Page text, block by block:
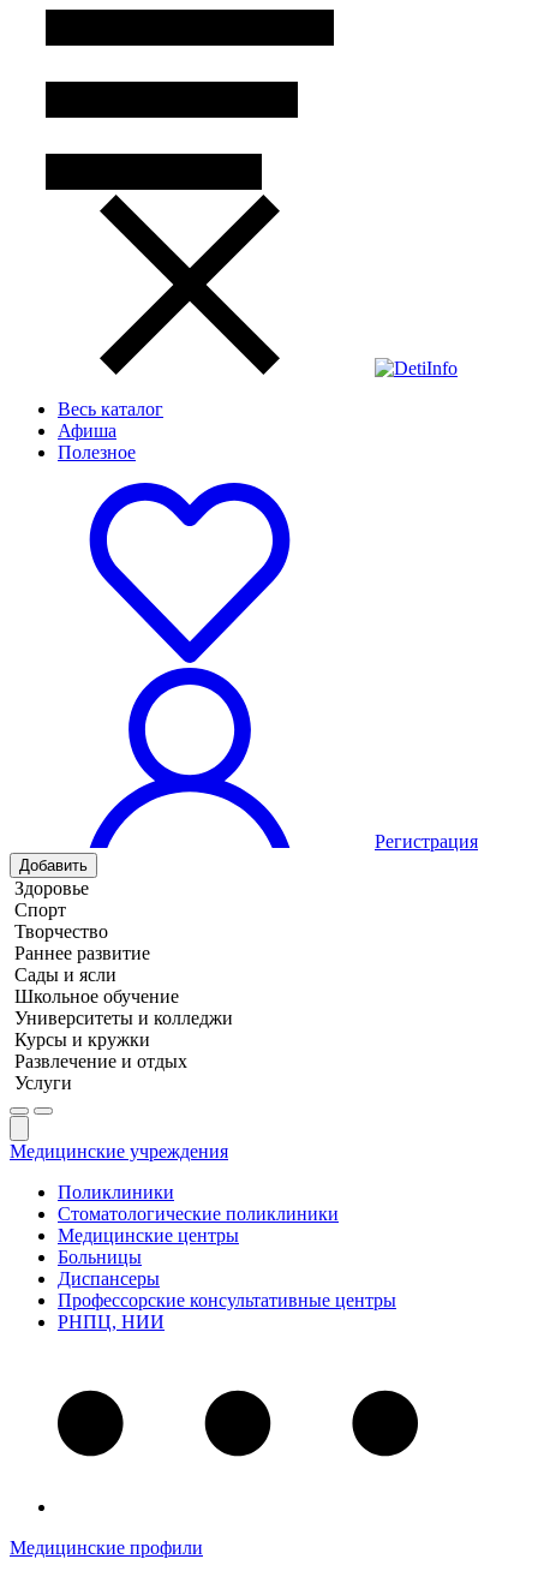
Весь каталог
Афиша
Полезное
Регистрация
Добавить
Здоровье
Спорт
Творчество
Раннее развитие
Сады и ясли
Школьное обучение
Университеты и колледжи
Курсы и кружки
Развлечение и отдых
Услуги
Медицинские учреждения
Поликлиники
Стоматологические поликлиники
Медицинские центры
Больницы
Диспансеры
Профессорские консультативные центры
РНПЦ, НИИ
Медицинские профили